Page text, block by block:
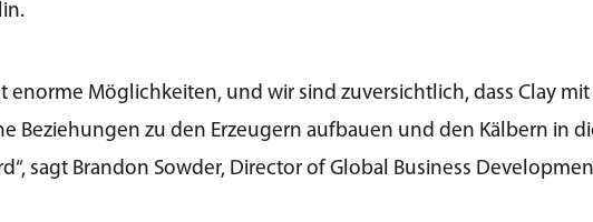
enorme Möglichkeiten, und wir sind zuversichtlich, dass Clay
Beziehungen zu den Erzeugern aufbauen und den Kälbern in
sagt Brandon Sowder, Director of Global Business